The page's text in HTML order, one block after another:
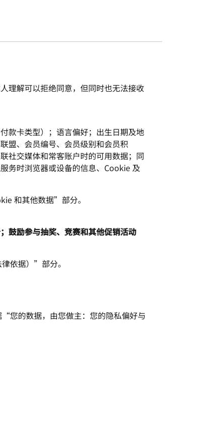
理解可以拒绝同意，但同时也无法接收
款卡类型）；语言偏好；出生日期及地
盟、会员编号、会员级别和会员积
社交媒体和常客账户时的可用数据；同
务时浏览器或设备的信息、Cookie 及
和其他数据”部分。
鼓励参与抽奖、竞赛和其他促销活动
依据）”部分。
的数据，由您做主：您的隐私偏好与